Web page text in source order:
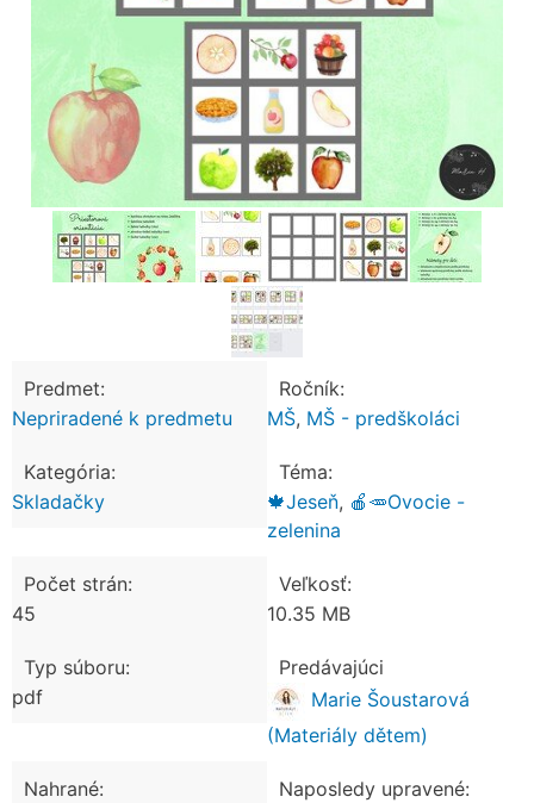
Predmet:
Nepriradené k predmetu
Ročník:
MŠ, MŠ - predškoláci
Kategória:
Skladačky
Téma:
🍁Jeseň, 🍎🥕Ovocie -
zelenina
Počet strán:
45
Veľkosť:
10.35 MB
Typ súboru:
pdf
Predávajúci
Marie Šoustarová
(Materiály dětem)
Nahrané:
Naposledy upravené: